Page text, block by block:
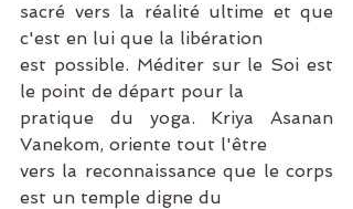
sacré vers la réalité ultime et que
c'est en lui que la libération
est possible. Méditer sur le Soi est
le point de départ pour la
pratique du yoga. Kriya Asanan
Vanekom, oriente tout l'être
vers la reconnaissance que le corps
est un temple digne du